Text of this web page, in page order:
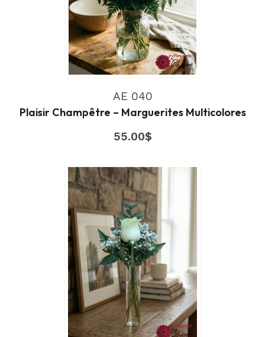
AE 040
Plaisir Champêtre – Marguerites Multicolores
55.00$